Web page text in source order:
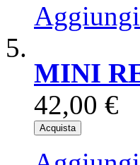
MINI
42,00 €
Acquista